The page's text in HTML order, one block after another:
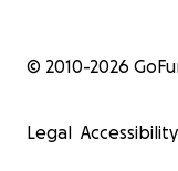
© 2010-2026
Legal